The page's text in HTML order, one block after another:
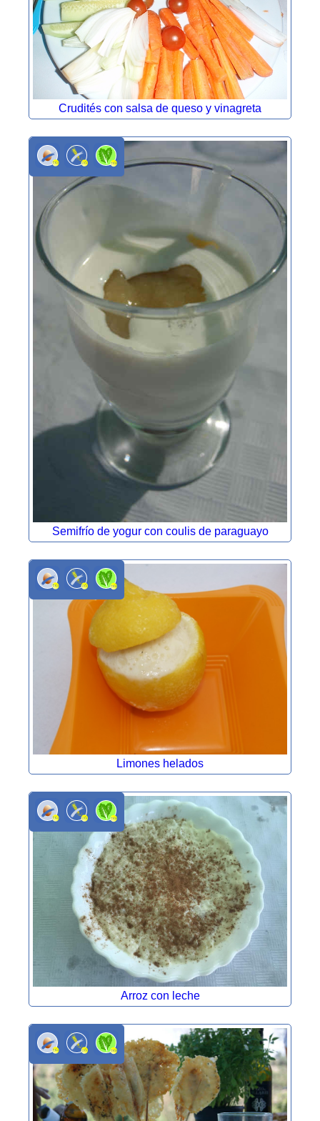
Crudités con salsa de queso y vinagreta
Semifrío de yogur con coulis de paraguayo
Limones helados
Arroz con leche